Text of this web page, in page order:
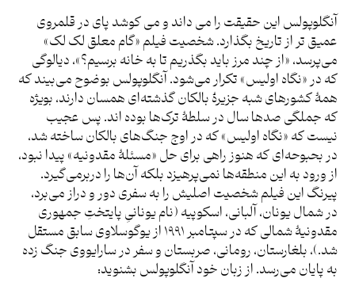
آنگلوپولس این حقیقت را می داند و می کوشد پای در قلمروی
عمیق تر از تاریخ بگذارد. شخصیت فیلم «گام معلق لک لک»
می‌پرسد، «از چند مرز باید بگذریم تا به خانه برسیم؟»، دیالوگی
که در «نگاه اولیس» تکرار می‌شود. آنگلوپولس بوضوح می‌بیند که
همۀ کشورهای شبه جزیرۀ بالکان گذشته‌ای همسان دارند، بویژه
که جملگی صدها سال در سلطۀ ترک‌ها بوده اند. پس عجیب
نیست که «نگاه اولیس» که در اوج جنگ‌های بالکان ساخته شد،
در بحبوحه‌ای که هنوز راهی برای حل «مسئلۀ مقدونیه» پیدا نبود،
از ورود به این منطقه‌ها نمی‌پرهیزد بلکه آن‌ها را دربرمی‌گیرد.
پیرنگ این فیلم شخصیت اصلیش را به سفری دور و دراز می‌برد،
در شمال یونان، آلبانی، اسکوپیه (نام یونانیِ پایتختِ جمهوری
مقدونیۀ شمالی که در سپتامبر ۱۹۹۱ از یوگوسلاوی سابق مستقل
شد.)، بلغارستان، رومانی، صربستان و سفر در سارایووی جنگ زده
به پایان می‌رسد. از زبان خود آنگلوپولس بشنوید: